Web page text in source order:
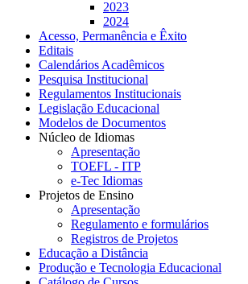
2023
2024
Acesso, Permanência e Êxito
Editais
Calendários Acadêmicos
Pesquisa Institucional
Regulamentos Institucionais
Legislação Educacional
Modelos de Documentos
Núcleo de Idiomas
Apresentação
TOEFL - ITP
e-Tec Idiomas
Projetos de Ensino
Apresentação
Regulamento e formulários
Registros de Projetos
Educação a Distância
Produção e Tecnologia Educacional